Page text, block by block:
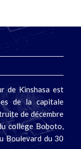
de Kinshasa est
de la capitale
de décembre
collège Boboto,
Boulevard du 30